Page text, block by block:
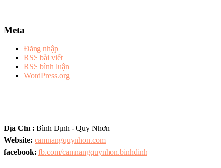
Meta
Đăng nhập
RSS bài viết
RSS bình luận
WordPress.org
Địa Chỉ : Bình Định - Quy Nhơn
Website: camnangquynhon.com
facebook: fb.com/camnangquynhon.binhdinh